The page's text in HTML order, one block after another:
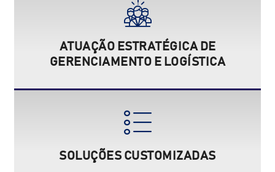
ATUAÇÃO ESTRATÉGICA DE
GERENCIAMENTO E LOGÍSTICA
SOLUÇÕES CUSTOMIZADAS